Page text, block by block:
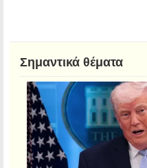
Σημαντικά θέματα